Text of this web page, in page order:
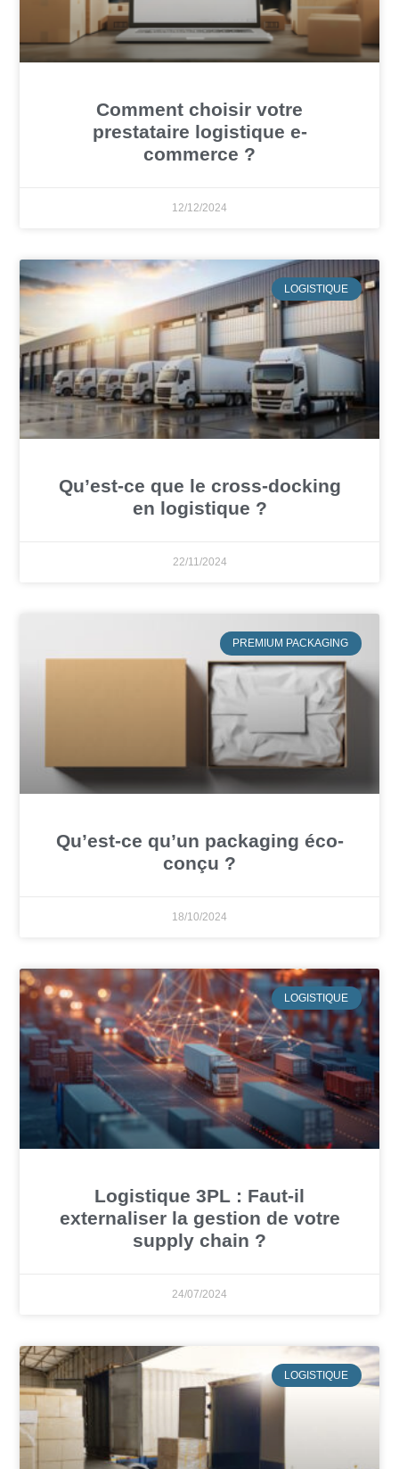
Comment choisir votre
prestataire logistique e-
commerce ?
12/12/2024
LOGISTIQUE
Qu’est-ce que le cross-docking
en logistique ?
22/11/2024
PREMIUM PACKAGING
Qu’est-ce qu’un packaging éco-
conçu ?
18/10/2024
LOGISTIQUE
Logistique 3PL : Faut-il
externaliser la gestion de votre
supply chain ?
24/07/2024
LOGISTIQUE